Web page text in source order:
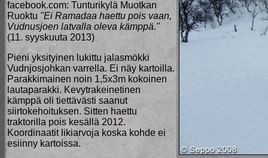
facebook.com: Tunturikylä Muotkan
Ruoktu "Ei Ramadaa haettu pois vaan,
Vudnusjoen latvalla oleva kämppä."
(11. syyskuuta 2013)
Pieni yksityinen lukittu jalasmökki
Vudnjosjohkan varrella. Ei näy kartoilla.
Parakkimainen noin 1,5x3m kokoinen
lautaparakki. Kevytrakeinetinen
kämppä oli tiettävästi saanut
siirtokehoituksen. Sitten haettu
traktorilla pois kesällä 2012.
Koordinaatit likiarvoja koska kohde ei
esiinny kartoissa.